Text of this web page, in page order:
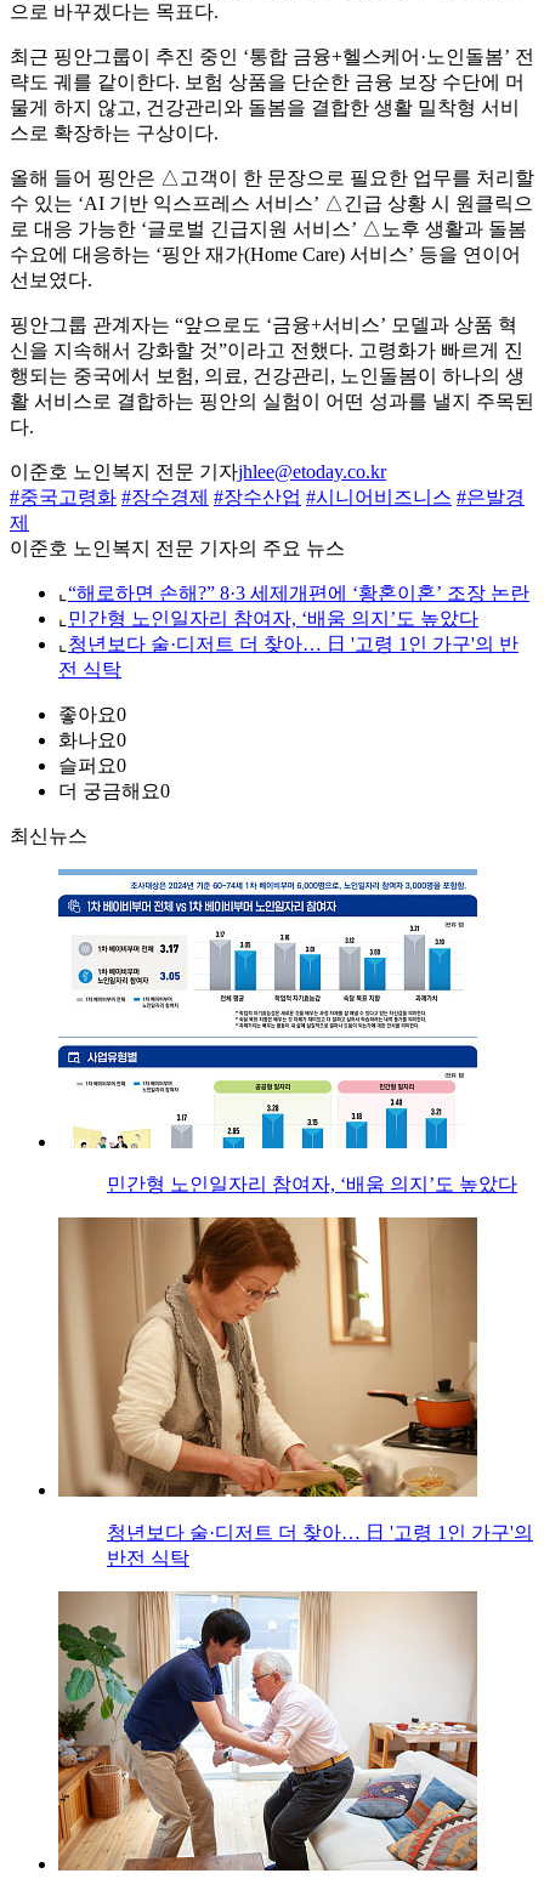
으로 바꾸겠다는 목표다.
최근 핑안그룹이 추진 중인 ‘통합 금융+헬스케어·노인돌봄’ 전
략도 궤를 같이한다. 보험 상품을 단순한 금융 보장 수단에 머
물게 하지 않고, 건강관리와 돌봄을 결합한 생활 밀착형 서비
스로 확장하는 구상이다.
올해 들어 핑안은 △고객이 한 문장으로 필요한 업무를 처리할
수 있는 ‘AI 기반 익스프레스 서비스’ △긴급 상황 시 원클릭으
로 대응 가능한 ‘글로벌 긴급지원 서비스’ △노후 생활과 돌봄
수요에 대응하는 ‘핑안 재가(Home Care) 서비스’ 등을 연이어
선보였다.
핑안그룹 관계자는 “앞으로도 ‘금융+서비스’ 모델과 상품 혁
신을 지속해서 강화할 것”이라고 전했다. 고령화가 빠르게 진
행되는 중국에서 보험, 의료, 건강관리, 노인돌봄이 하나의 생
활 서비스로 결합하는 핑안의 실험이 어떤 성과를 낼지 주목된
다.
이준호 노인복지 전문 기자jhlee@etoday.co.kr
#중국고령화 #장수경제 #장수산업 #시니어비즈니스 #은발경
제
이준호 노인복지 전문 기자의 주요 뉴스
⌞ “해로하면 손해?” 8·3 세제개편에 ‘황혼이혼’ 조장 논란
⌞ 민간형 노인일자리 참여자, ‘배움 의지’도 높았다
⌞ 청년보다 술·디저트 더 찾아… 日 '고령 1인 가구'의 반
전 식탁
좋아요0
화나요0
슬퍼요0
더 궁금해요0
최신뉴스
민간형 노인일자리 참여자, ‘배움 의지’도 높았다
청년보다 술·디저트 더 찾아… 日 '고령 1인 가구'의
반전 식탁